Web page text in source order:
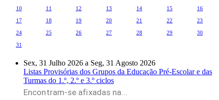
10 11 12 13 14 15 16
17 18 19 20 21 22 23
24 25 26 27 28 29 30
31
Sex, 31 Julho 2026 a Seg, 31 Agosto 2026
Listas Provisórias dos Grupos da Educação Pré-Escolar e das
Turmas do 1.º, 2.º e 3.º ciclos
Encontram-se afixadas na...